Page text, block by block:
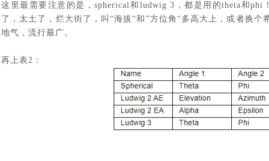
这里最需要注意的是，spherical和 ludwig 3 ，都是用的theta和phi
了，太土了，烂大街了，叫“海拔“和”方位角“多高大上，或者换个
地气，流行最广。
再上表2 ：